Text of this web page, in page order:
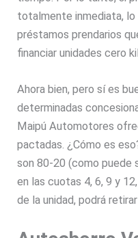
totalmente inmediata, lo
préstamos prendarios
financiar unidades cero
Ahora bien, pero sí es
determinadas
Maipú Automotores
pactadas. ¿Cómo es
son 80-20 (como puede
en las cuotas 4, 6, 9 y
de la unidad, podrá